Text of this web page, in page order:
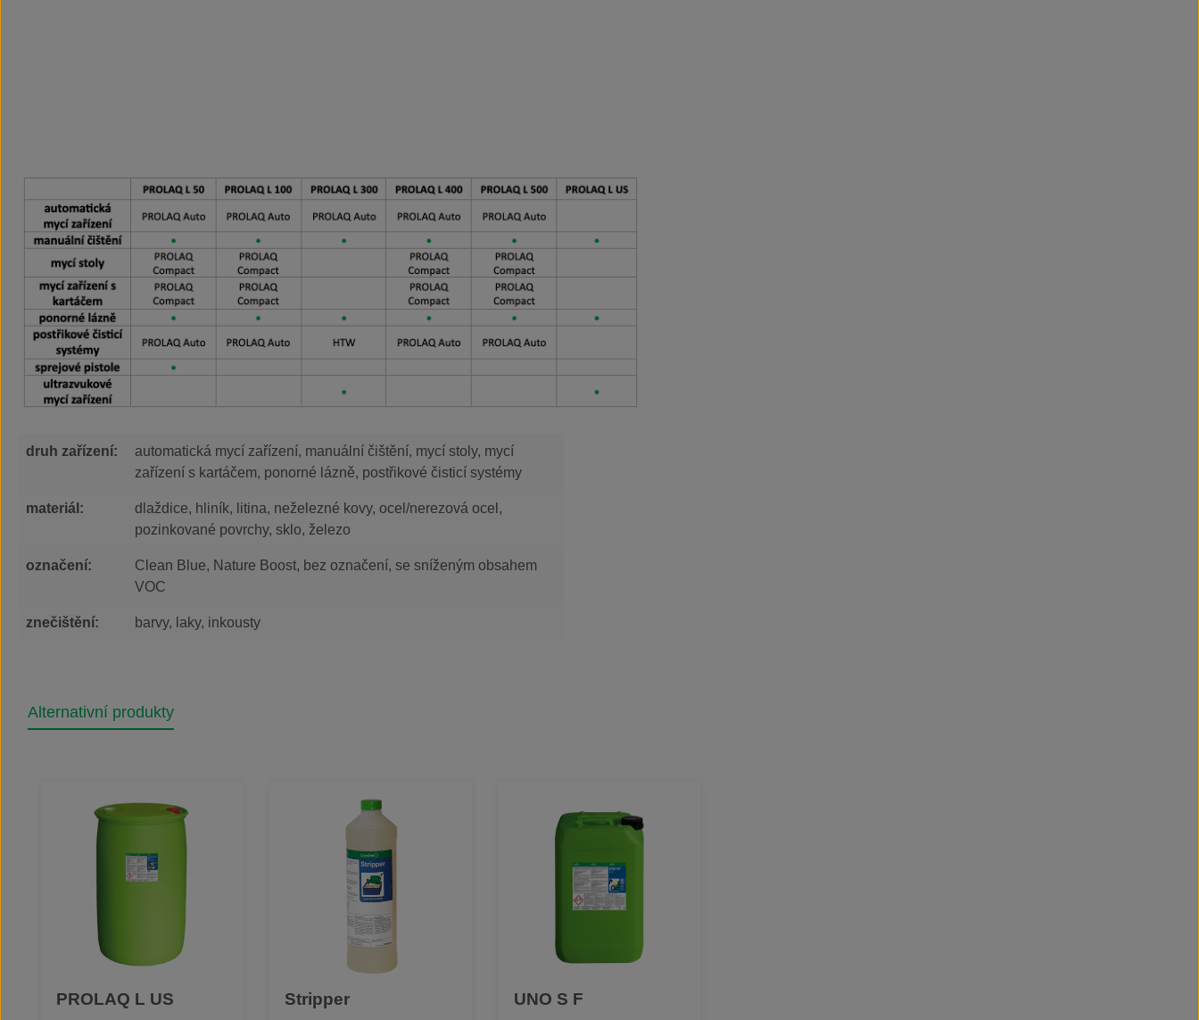
druh zařízení:
automatická mycí zařízení, manuální čištění, mycí stoly, mycí
zařízení s kartáčem, ponorné lázně, postřikové čisticí systémy
materiál:
dlaždice, hliník, litina, neželezné kovy, ocel/nerezová ocel,
pozinkované povrchy, sklo, železo
označení:
Clean Blue, Nature Boost, bez označení, se sníženým obsahem
VOC
znečištění: barvy, laky, inkousty
Alternativní produkty
PROLAQ L US Stripper UNO S F